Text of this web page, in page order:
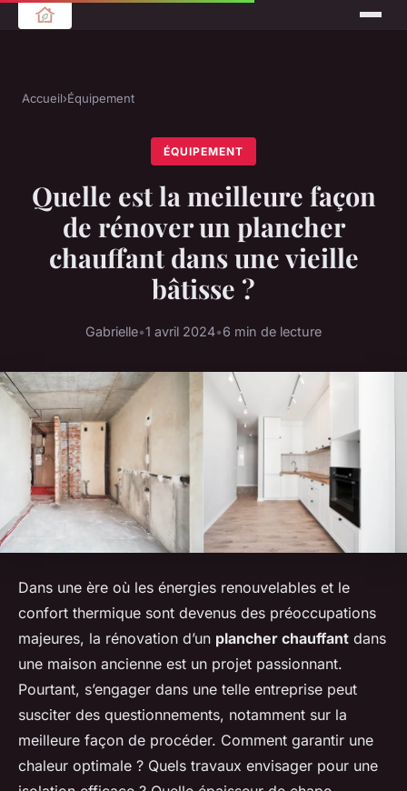
Accueil›Équipement
ÉQUIPEMENT
Quelle est la meilleure façon
de rénover un plancher
chauffant dans une vieille
bâtisse ?
Gabrielle•1 avril 2024•6 min de lecture
Dans une ère où les énergies renouvelables et le
confort thermique sont devenus des préoccupations
majeures, la rénovation d’un plancher chauffant dans
une maison ancienne est un projet passionnant.
Pourtant, s’engager dans une telle entreprise peut
susciter des questionnements, notamment sur la
meilleure façon de procéder. Comment garantir une
chaleur optimale ? Quels travaux envisager pour une